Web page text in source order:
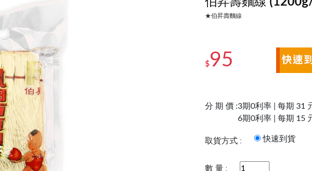
★伯昇壽麵線
$95
分 期 價 :3期0利率 | 每期 31
6期0利率 | 每期 15
取貨方式 : 快速到
數 量 :